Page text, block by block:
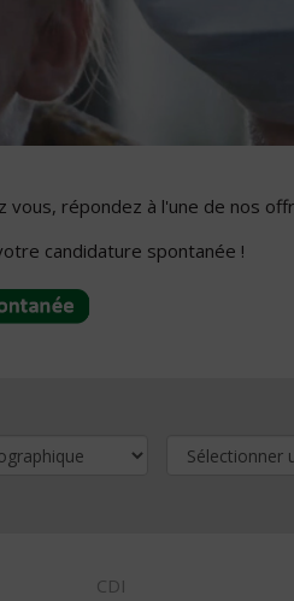
répondez à l'une de nos
candidature spontanée !
CDI